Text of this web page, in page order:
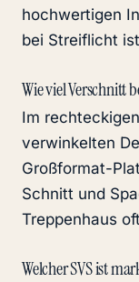
hochwertigen
bei Streiflicht
Wie viel Verschnitt
Im
verwinkelten
Großformat-
Schnitt und
Treppenhaus
Welcher SVS ist